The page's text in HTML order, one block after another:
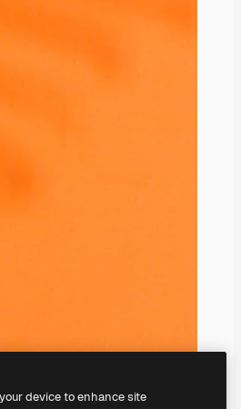
device to enhance site